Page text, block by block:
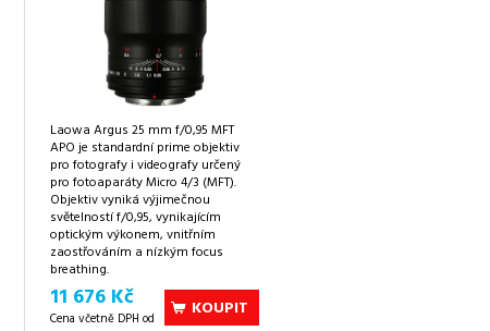
Laowa Argus 25 mm f/0,95 MFT
APO je standardní prime objektiv
pro fotografy i videografy určený
pro fotoaparáty Micro 4/3 (MFT).
Objektiv vyniká výjimečnou
světelností f/0,95, vynikajícím
optickým výkonem, vnitřním
zaostřováním a nízkým focus
breathing.
KOUPIT
11 676 Kč
Cena včetně DPH od